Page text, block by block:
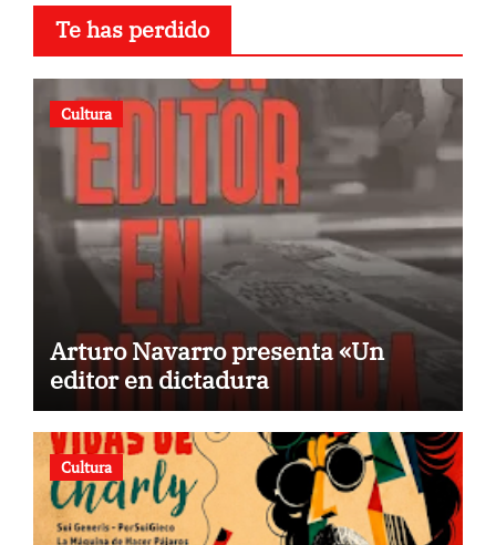
Te has perdido
Cultura
Arturo Navarro presenta «Un
editor en dictadura
Cultura